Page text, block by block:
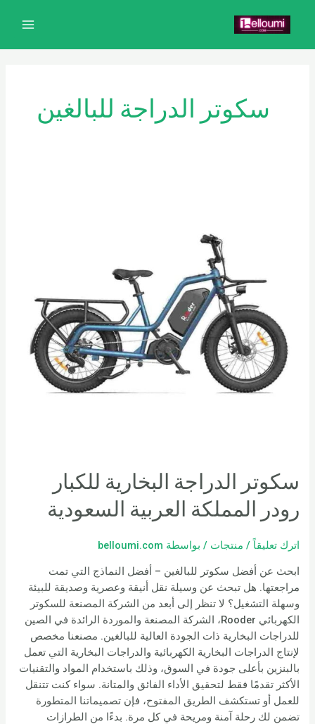
سكوتر الدراجة للبالغين
سكوتر الدراجة البخارية للكبار
رودر المملكة العربية السعودية
اترك تعليقاً / منتجات / بواسطة belloumi.com
ابحث عن أفضل سكوتر للبالغين – أفضل النماذج التي تمت
مراجعتها. هل تبحث عن وسيلة نقل أنيقة وعصرية وصديقة للبيئة
وسهلة التشغيل؟ لا تنظر إلى أبعد من الشركة المصنعة للسكوتر
الكهربائي Rooder، الشركة المصنعة والموردة الرائدة في الصين
للدراجات البخارية ذات الجودة العالية للبالغين. مصنعنا مخصص
لإنتاج الدراجات البخارية الكهربائية والدراجات البخارية التي تعمل
بالبنزين بأعلى جودة في السوق، وذلك باستخدام المواد والتقنيات
الأكثر تقدمًا فقط لتحقيق الأداء الفائق والمتانة. سواء كنت تتنقل
للعمل أو تستكشف الطريق المفتوح، فإن تصميماتنا المتطورة
تضمن لك رحلة آمنة ومريحة في كل مرة. بدءًا من الطرازات